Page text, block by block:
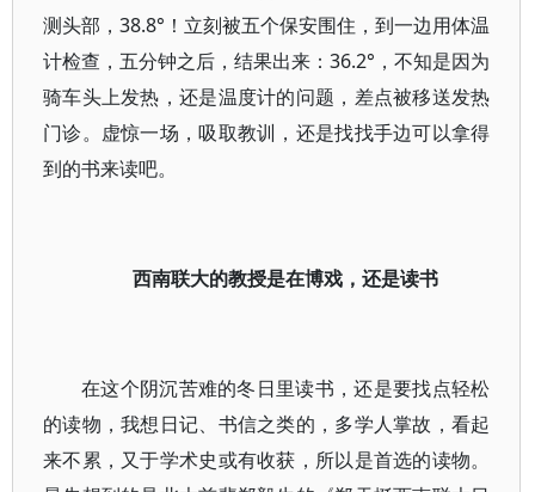
测头部，38.8°！立刻被五个保安围住，到一边用体温
计检查，五分钟之后，结果出来：36.2°，不知是因为
骑车头上发热，还是温度计的问题，差点被移送发热
门诊。虚惊一场，吸取教训，还是找找手边可以拿得
到的书来读吧。
西南联大的教授是在博戏，还是读书
在这个阴沉苦难的冬日里读书，还是要找点轻松
的读物，我想日记、书信之类的，多学人掌故，看起
来不累，又于学术史或有收获，所以是首选的读物。